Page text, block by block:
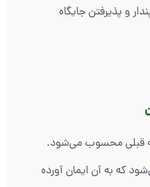
و پذیرفتن جایگاه
قبلی محسوب می‌شود.
که به آن ایمان آورده